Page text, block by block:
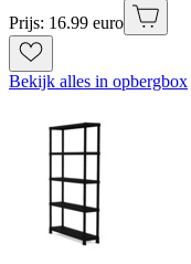
Prijs: 16.99 euro
Bekijk alles in opbergbox